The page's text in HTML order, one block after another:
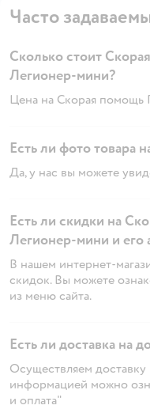
Часто
Сколько стоит
Легионер-мини?
Цена на Скорая помощь
Есть ли фото товара
Да, у нас вы можете
Есть ли скидки на
Легионер-мини и его
В нашем интернет-
скидок. Вы можете
из меню сайта.
Есть ли доставка на
Осуществляем
информацией можно
и оплата"